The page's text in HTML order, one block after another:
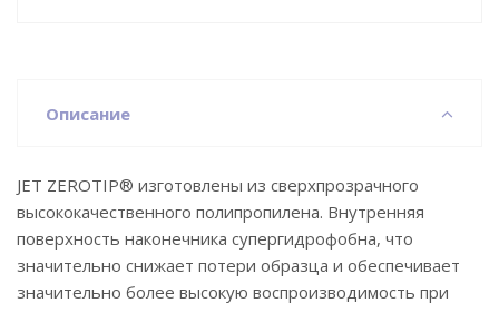
Описание
JET ZEROTIP® изготовлены из сверхпрозрачного
высококачественного полипропилена. Внутренняя
поверхность наконечника супергидрофобна, что
значительно снижает потери образца и обеспечивает
значительно более высокую воспроизводимость при